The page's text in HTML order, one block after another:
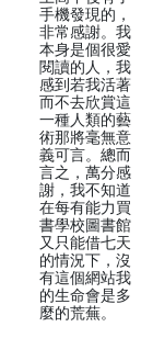
手機發現的，
非常感謝。我
本身是個很愛
閱讀的人，我
感到若我活著
而不去欣賞這
一種人類的藝
術那將毫無意
義可言。總而
言之，萬分感
謝，我不知道
在每有能力買
書學校圖書館
又只能借七天
的情況下，沒
有這個網站我
的生命會是多
麼的荒蕪。